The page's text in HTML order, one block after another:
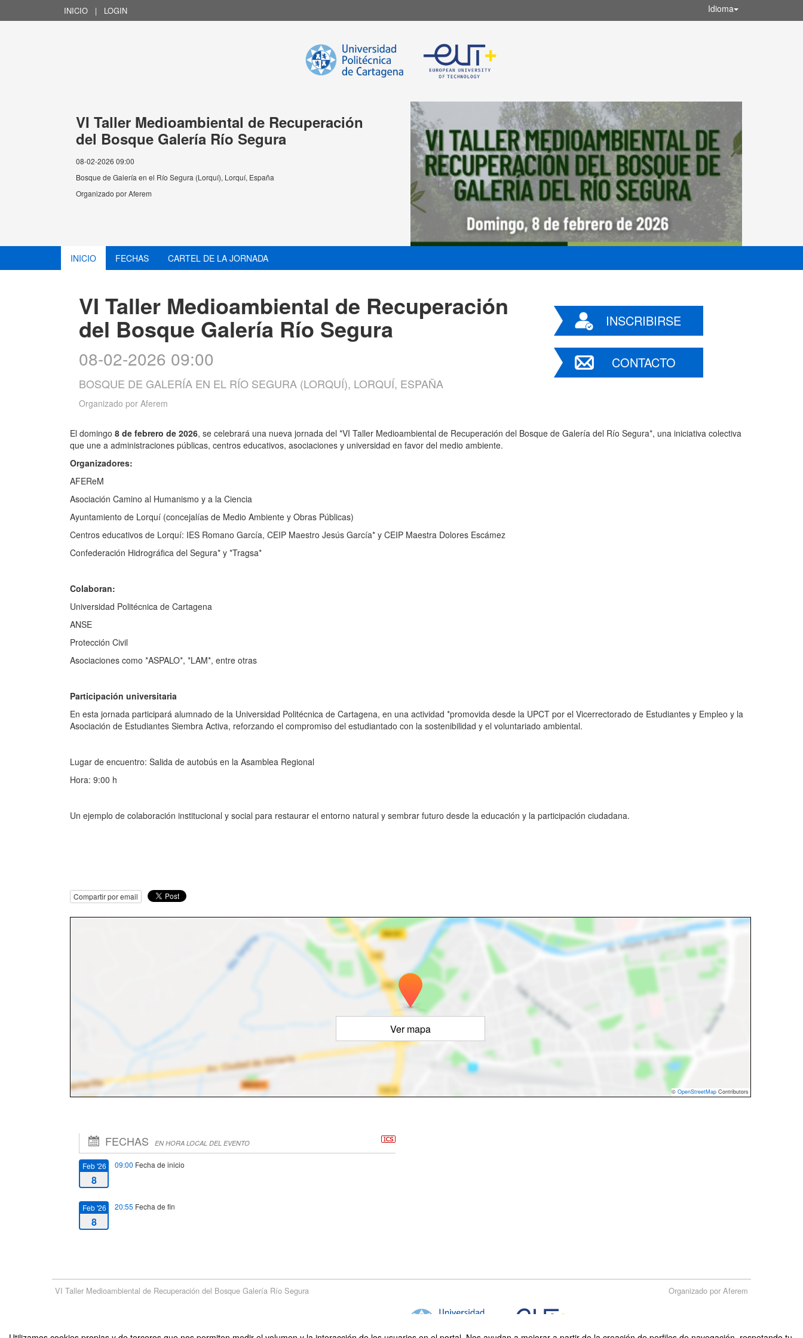
INICIO | LOGIN Idioma
VI Taller Medioambiental de Recuperación
del Bosque Galería Río Segura
08-02-2026 09:00
Bosque de Galería en el Río Segura (Lorquí), Lorquí, España
Organizado porAferem
INICIO FECHAS CARTEL DE LA JORNADA
VI Taller Medioambiental de Recuperación
del Bosque Galería Río Segura
08-02-2026 09:00
BOSQUE DE GALERÍA EN EL RÍO SEGURA (LORQUÍ), LORQUÍ, ESPAÑA
Organizado por Aferem
INSCRIBIRSE
CONTACTO
El domingo 8 de febrero de 2026, se celebrará una nueva jornada del *VI Taller Medioambiental de Recuperación del Bosque de Galería del Río Segura*, una iniciativa colectiva
que une a administraciones públicas, centros educativos, asociaciones y universidad en favor del medio ambiente.
Organizadores:
AFEReM
Asociación Camino al Humanismo y a la Ciencia
Ayuntamiento de Lorquí (concejalías de Medio Ambiente y Obras Públicas)
Centros educativos de Lorquí: IES Romano García, CEIP Maestro Jesús García* y CEIP Maestra Dolores Escámez
Confederación Hidrográfica del Segura* y *Tragsa*
Colaboran:
Universidad Politécnica de Cartagena
ANSE
Protección Civil
Asociaciones como *ASPALO*, *LAM*, entre otras
Participación universitaria
En esta jornada participará alumnado de la Universidad Politécnica de Cartagena, en una actividad *promovida desde la UPCT por el Vicerrectorado de Estudiantes y Empleo y la
Asociación de Estudiantes Siembra Activa, reforzando el compromiso del estudiantado con la sostenibilidad y el voluntariado ambiental.
Lugar de encuentro: Salida de autobús en la Asamblea Regional
Hora: 9:00 h
Un ejemplo de colaboración institucional y social para restaurar el entorno natural y sembrar futuro desde la educación y la participación ciudadana.
Compartir por email
Ver mapa
© OpenStreetMap Contributors
FECHAS EN HORA LOCAL DEL EVENTO
Feb '26
8
09:00 Fecha de inicio
Feb '26
8
20:55 Fecha de fin
VI Taller Medioambiental de Recuperación del Bosque Galería Río Segura Organizado por Aferem